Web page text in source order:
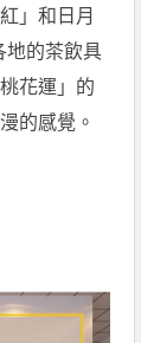
」和日月
地的茶飲具
花運」的
的感覺。